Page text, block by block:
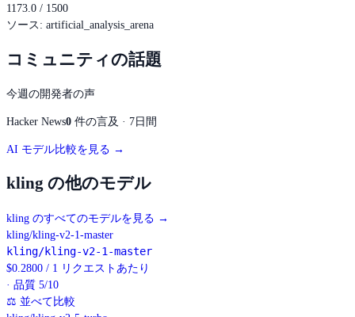
1173.0 / 1500
ソース : artificial_analysis_arena
コミュニティの話題
今週の開発者の声
Hacker News0 件の言及 · 7日間
AI モデル比較を見る →
kling の他のモデル
kling のすべてのモデルを見る →
kling/kling-v2-1-master
kling/kling-v2-1-master
$0.2800 / 1 リクエストあたり
· 品質 5/10
⚖ 並べて比較